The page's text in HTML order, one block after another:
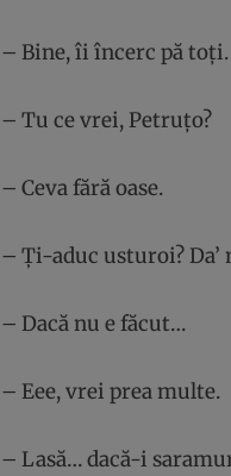
– Bine, îi încerc pă toți.
– Tu ce vrei, Petruțo?
– Ceva fără oase.
– Ți-aduc usturoi?
– Dacă nu e făcut…
– Eee, vrei prea multe.
– Lasă… dacă-i